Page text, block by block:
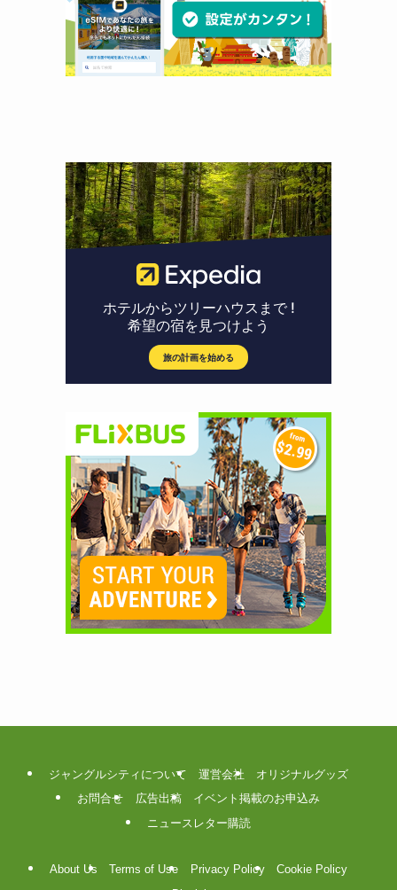
ジャングルシティについて 運営会社
オリジナルグッズ
お問合せ
広告出稿
イベント掲載のお申込み
ニュースレター購読
About Us Terms of Use Privacy Policy
Cookie Policy